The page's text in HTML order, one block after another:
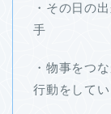
・その日の
手
・物事をつ
行動をして